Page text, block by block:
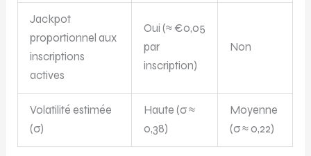
Jackpot
proportionnel aux
inscriptions
actives
Oui (≈ €0,05
par
inscription)
Non
Volatilité estimée
(σ)
Haute (σ ≈
0,38)
Moyenne
(σ ≈ 0,22)